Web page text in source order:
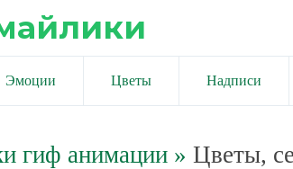
Эмоции Цветы Надписи
гиф анимации» Цветы,